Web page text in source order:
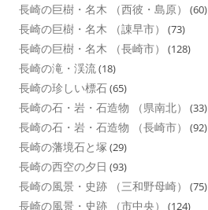
長崎の巨樹・名木 （西彼・島原） (60)
長崎の巨樹・名木 （諌早市） (73)
長崎の巨樹・名木 （長崎市） (128)
長崎の滝・渓流(18)
長崎の珍しい標石(65)
長崎の石・岩・石造物 （県南北） (33)
長崎の石・岩・石造物 （長崎市） (92)
長崎の藩境石と塚 (29)
長崎の西空の夕日 (93)
長崎の風景・史跡 （三和野母崎） (75)
長崎の風景・史跡 （市中央） (124)